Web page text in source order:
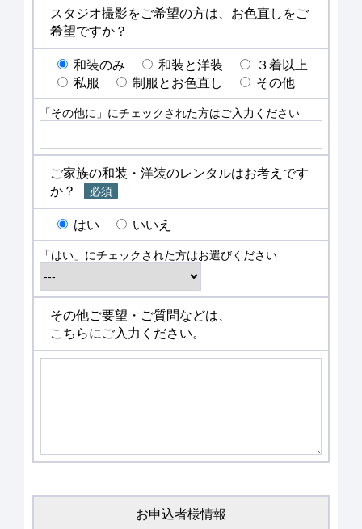
スタジオ撮影をご希望の方は、お色直しをご
希望ですか？
和装のみ
和装と洋装
３着以上
私服
制服とお色直し その他
「その他に」にチェックされた方はご入力ください
ご家族の和装・洋装のレンタルはお考えです
か？
必須
はい いいえ
「はい」にチェックされた方はお選びください
その他ご要望・ご質問などは、
こちらにご入力ください。
お申込者様情報